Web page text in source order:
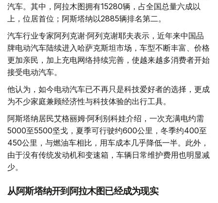
汽车。其中，阿拉木图拥有15280辆，占全国总量六成以
上，位居首位；阿斯塔纳以2885辆排名第二。
汽车行业专家阿列克谢·阿列克谢耶夫表示，近年来中国品
牌电动汽车陆续进入哈萨克斯坦市场，车型不断丰富、价格
更加亲民，加上充电网络持续完善，使越来越多消费者开始
接受电动汽车。
他认为，如今电动汽车已不再只是科技爱好者的选择，更成
为不少家庭兼顾经济性与科技体验的出行工具。
阿斯塔纳居民艾格丽姆·阿利别科娃介绍，一次充满电约需
5000至5500坚戈，夏季可行驶约600公里，冬季约400至
450公里，与燃油车相比，用车成本几乎降低一半。此外，
由于没有传统发动机和变速箱，车辆日常维护费用也明显减
少。
从阿斯塔纳开到阿拉木图已经成为现实